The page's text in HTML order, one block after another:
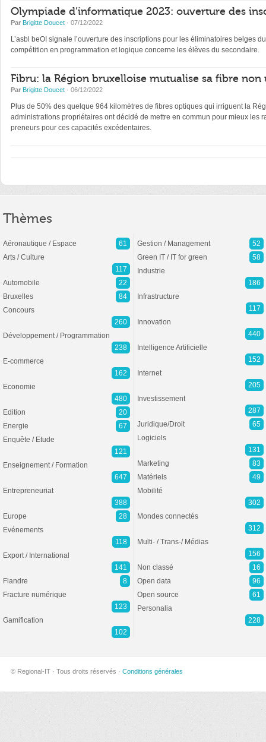
Olympiade d’informatique 2023: ouverture des
Par Brigitte Doucet · 07/12/2022
L’asbl beOI signale l’ouverture des inscriptions pour les éliminatoires belges
compétition en programmation et logique concerne les élèves du secondaire.
Fibru: la Région bruxelloise mutualise sa fibre non
Par Brigitte Doucet · 06/12/2022
Plus de 50% des quelque 964 kilomètres de fibres optiques qui irriguent la
administrations propriétaires ont décidé de mettre en commun pour mieux les
preneurs pour ces capacités excédentaires.
Thèmes
Aéronautique / Espace
61
Arts / Culture
117
Automobile
22
Bruxelles
84
Concours
260
Développement / Programmation
238
E-commerce
162
Economie
480
Edition
20
Energie
67
Enquête / Etude
121
Enseignement / Formation
647
Entrepreneuriat
388
Europe
28
Evénements
118
Export / International
141
Flandre
8
Fracture numérique
123
Gamification
102
Gestion / Management
52
Green IT / IT for green
58
Industrie
186
Infrastructure
117
Innovation
440
Intelligence Artificielle
152
Internet
205
Investissement
287
Juridique/Droit
65
Logiciels
131
Marketing
83
Matériels
49
Mobilité
302
Mondes connectés
312
Multi- / Trans-/ Médias
156
Non classé
16
Open data
96
Open source
61
Personalia
228
© Regional-IT · Tous droits réservés · Conditions générales